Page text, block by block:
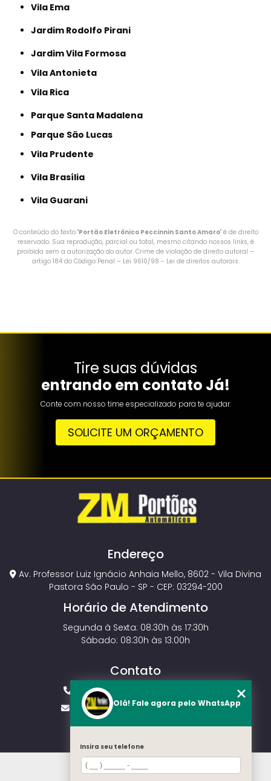
Vila Ema
Jardim Rodolfo Pirani
Jardim Vila Formosa
Vila Antonieta
Vila Rica
Parque Santa Madalena
Parque São Lucas
Vila Prudente
Vila Brasília
Vila Guarani
O conteúdo do texto "Portão Eletrônico Peccinnin Santo Amaro" é de direito
reservado. Sua reprodução, parcial ou total, mesmo citando nossos links, é
proibida sem a autorização do autor. Crime de violação de direito autoral –
artigo 184 do Código Penal – Lei 9610/98 - Lei de direitos autorais.
Tire suas dúvidas
entrando em contato Já!
Conte com nosso time especializado para te ajudar.
SOLICITE UM ORÇAMENTO
Endereço
Av. Professor Luiz Ignácio Anhaia Mello, 8602 - Vila Divina
Pastora São Paulo - SP - CEP: 03294-200
Horário de Atendimento
Segunda à Sexta: 08:30h às 17:30h
Sábado: 08:30h às 13:00h
Contato
(11) 2143-4826
vendas.zmportoes@gmail.com
HOME
Olá! Fale agora pelo WhatsApp
Insira seu telefone